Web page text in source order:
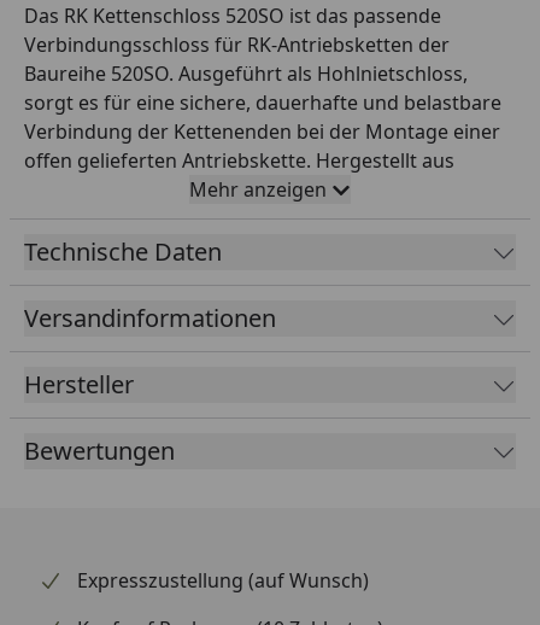
Das RK Kettenschloss 520SO ist das passende
Verbindungsschloss für RK-Antriebsketten der
Baureihe 520SO. Ausgeführt als Hohlnietschloss,
sorgt es für eine sichere, dauerhafte und belastbare
Verbindung der Kettenenden bei der Montage einer
offen gelieferten Antriebskette. Hergestellt aus
hochwertigem Stahl, bietet es die gleiche Festigkeit
und Lebensdauer wie die Kette selbst – ein
essentielles Detail für die Sicherheit im Antrieb. Das
Empfehlung für leistungsstarke Motorräder im
sportlichen Einsatz. Wichtig: Bei jedem Kettenwechsel
Original-RK-Ersatz erhalten Sie die exakt passende
Qualität für Ihre RK-Kette 520SO.
Mehr anzeigen
Technische Daten
Versandinformationen
Hersteller
Bewertungen
Expresszustellung (auf Wunsch)